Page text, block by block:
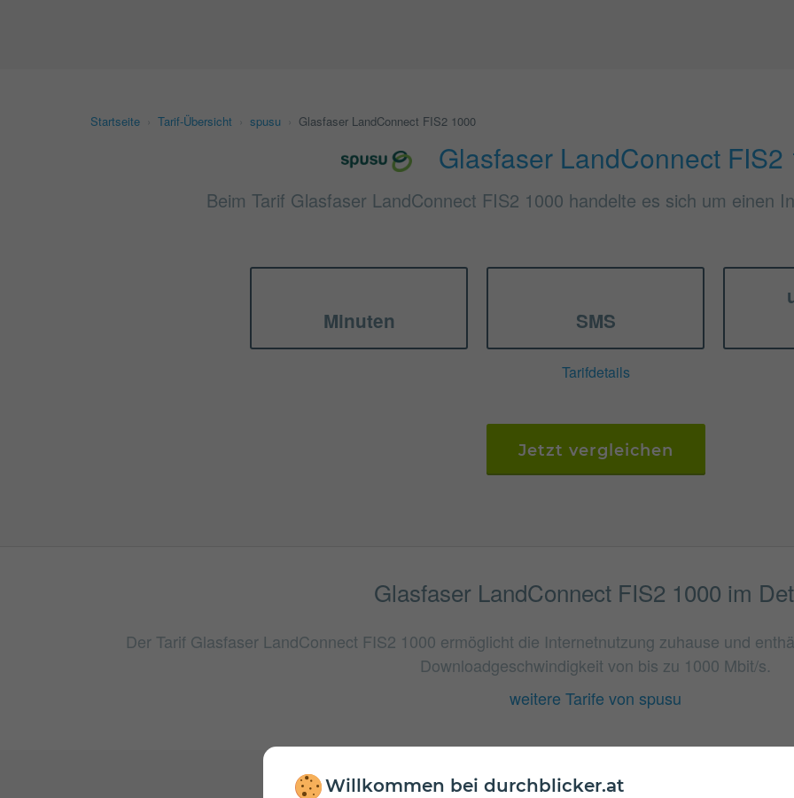
Willkommen bei durchblicker.at
Startseite Tarif-Übersicht spusu Glasfaser LandConnect FIS2 1000
Glasfaser LandConnect FIS2
Beim Tarif Glasfaser LandConnect FIS2 1000 handelte es sich um einen
Minuten SMS
Tarifdetails
Jetzt vergleichen
Glasfaser LandConnect FIS2 1000 im
Der Tarif Glasfaser LandConnect FIS2 1000 ermöglicht die Internetnutzung zuhause und
Downloadgeschwindigkeit von bis zu 1000 Mbit/s.
weitere Tarife von spusu